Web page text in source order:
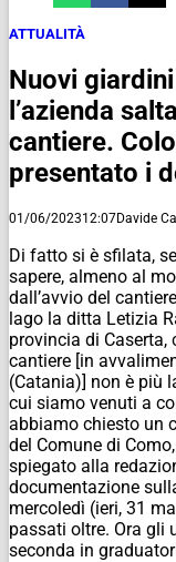
ATTUALITÀ
Nuovi
l’azienda
cantiere.
presentato i
01/06/202312:07Davide
Di fatto si è sfilata,
sapere, almeno al
dall’avvio del
lago la ditta Letizia
provincia di Caserta,
cantiere [in
(Catania)] non è più
cui siamo venuti a
abbiamo chiesto un
del Comune di
spiegato alla
documentazione
mercoledì (ieri, 31
passati oltre. Ora gli
seconda in